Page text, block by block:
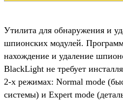
Утилита для обнаружения и
шпионских модулей.
нахождение и удаление
BlackLight не требует
2-х режимах: Normal mode
системы) и Expert mode